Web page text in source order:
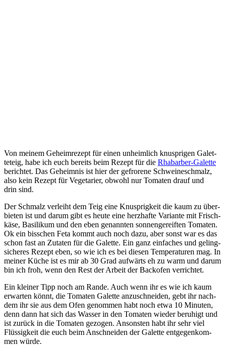
Von mei­nem Geheim­re­zept für einen unheim­lich knusp­ri­gen Galet­
te­teig, habe ich euch bereits beim Rezept für die Rha­bar­ber-Galet­te
berich­tet. Das Geheim­nis ist hier der gefro­re­ne Schwei­ne­schmalz,
also kein Rezept für Vege­ta­ri­er, obwohl nur Toma­ten drauf und
drin sind.
Der Schmalz ver­leiht dem Teig eine Knusp­rig­keit die kaum zu über­
bie­ten ist und dar­um gibt es heu­te eine herz­haf­te Vari­an­te mit Frisch­
kä­se, Basi­li­kum und den eben genann­ten son­nen­ge­reif­ten Toma­ten.
Ok ein biss­chen Feta kommt auch noch dazu, aber sonst war es das
schon fast an Zuta­ten für die Galet­te. Ein ganz ein­fa­ches und geling­
si­che­res Rezept eben, so wie ich es bei die­sen Tem­pe­ra­tu­ren mag. In
mei­ner Küche ist es mir ab 30 Grad auf­wärts eh zu warm und dar­um
bin ich froh, wenn den Rest der Arbeit der Back­ofen verrichtet.
Ein klei­ner Tipp noch am Ran­de. Auch wenn ihr es wie ich kaum
erwar­ten könnt, die Toma­ten Galet­te anzu­schnei­den, gebt ihr nach­
dem ihr sie aus dem Ofen genom­men habt noch etwa 10 Minu­ten,
denn dann hat sich das Was­ser in den Toma­ten wie­der beru­higt und
ist zurück in die Toma­ten gezo­gen. Ansons­ten habt ihr sehr viel
Flüs­sig­keit die euch beim Anschnei­den der Galet­te ent­ge­gen­kom­
men würde.